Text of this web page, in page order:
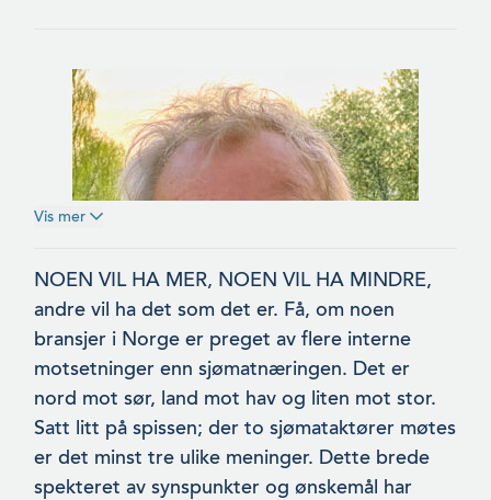
Vis mer
NOEN VIL HA MER, NOEN VIL HA MINDRE,
andre vil ha det som det er. Få, om noen
bransjer i Norge er preget av flere interne
motsetninger enn sjømatnæringen. Det er
nord mot sør, land mot hav og liten mot stor.
Satt litt på spissen; der to sjømataktører møtes
er det minst tre ulike meninger. Dette brede
spekteret av synspunkter og ønskemål har